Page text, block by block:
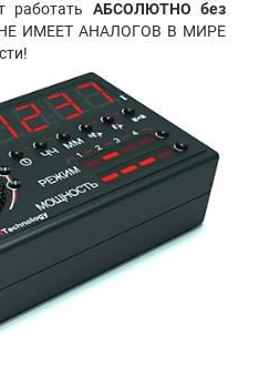
работать АБСОЛЮТНО без
ИМЕЕТ АНАЛОГОВ В МИРЕ